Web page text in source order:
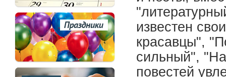
известен
красавцы",
сильный",
повестей